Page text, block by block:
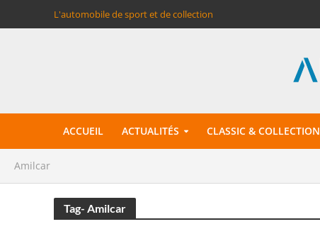
L'automobile de sport et de collection
ACCUEIL ACTUALITÉS CLASSIC & COLLECTION
Amilcar
Tag- Amilcar